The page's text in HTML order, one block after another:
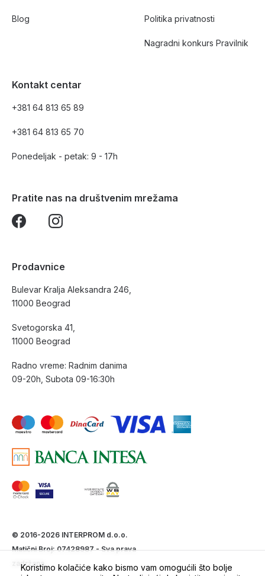
Blog Politika privatnosti
Nagradni konkurs Pravilnik
Kontakt centar
+381 64 813 65 89
+381 64 813 65 70
Ponedeljak - petak: 9 - 17h
Pratite nas na društvenim mrežama
Prodavnice
Bulevar Kralja Aleksandra 246,
11000 Beograd
Svetogorska 41,
11000 Beograd
Radno vreme: Radnim danima
09-20h, Subota 09-16:30h
© 2016-2026 INTERPROM d.o.o.
Matični Broj: 07428987 - Sva prava
zadržana.
Koristimo kolačiće kako bismo vam omogućili što bolje